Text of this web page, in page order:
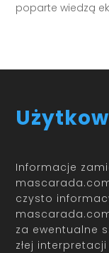
poparte wiedzą
Informacje
czysto
za ewentualne
złej